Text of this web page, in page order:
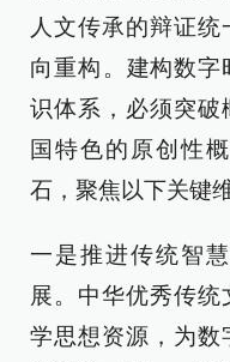
人文传承的辩证
向重构‌。建构数字
识体系，必须突破
国特色的原创性
石，聚焦以下关键维
一是推进传统智
展。中华优秀传
学思想资源，为数